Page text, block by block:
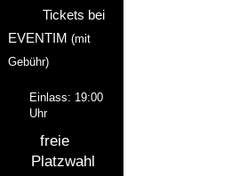
Tickets bei
EVENTIM (mit
Gebühr)
Einlass: 19:00
Uhr
freie
Platzwahl